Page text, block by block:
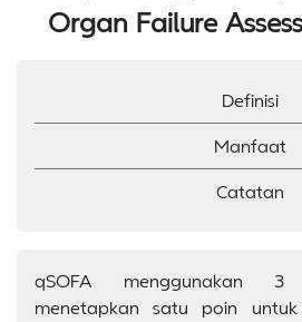
Organ Failure
Definisi
Manfaat
Catatan
qSOFA menggunakan
menetapkan satu poin